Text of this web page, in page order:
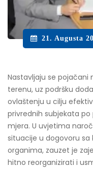
21. Augusta
Nastavljaju se pojačani
terenu, uz podršku
ovlaštenju u cilju
privrednih subjekata
mjera. U uvjetima
situacije u dogovoru
organima, zauzet je
hitno reorganizirati i